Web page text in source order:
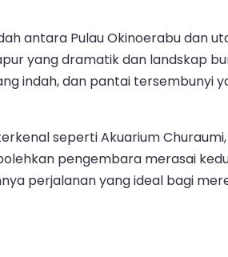
antara Pulau Okinoerabu dan
yang dramatik dan landskap
indah, dan pantai
seperti Akuarium
pengembara merasai
perjalanan yang ideal bagi